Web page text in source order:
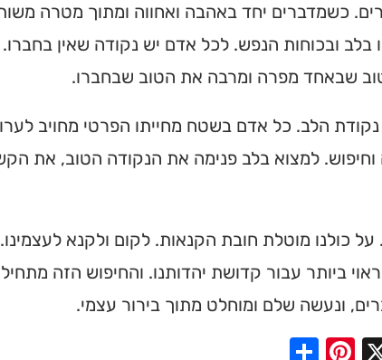
כשמדברים יחד באהבה ואחווה ומתוך מטרה
בלב ובכוחות הנפש. לכל אדם יש נקודה שאין
שבאחד מפרה ומרבה את הטוב שבחברו.
הלב. כל אדם בשטח מחייתו הפרטי מחויב
למצוא בלב פנימה את הנקודה הטוב, את
על כולנו מוטלת חובת הקנאות. לקום ולקנא
ביותר עבור קדושת יהדותנו. והחיפוש הזה
ונעשה שלם ומוחלט מתוך בירור עצמי.
Pinterest